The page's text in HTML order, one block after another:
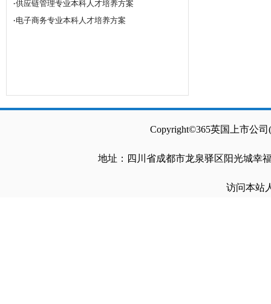
Copyright©365英国上市公
地址：四川省成都市龙泉驿区阳光城幸
访问本站